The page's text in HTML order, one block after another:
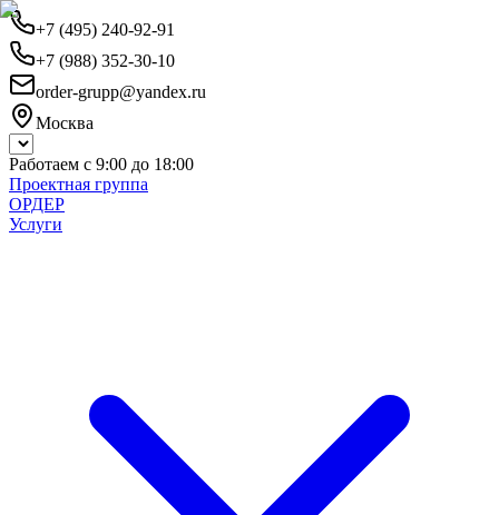
+7 (495) 240-92-91
+7 (988) 352-30-10
order-grupp@yandex.ru
Москва
Работаем с 9:00 до 18:00
Проектная группа
ОРДЕР
Услуги